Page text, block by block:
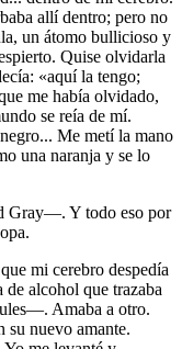
allí dentro; pero no
un átomo bullicioso y
Quise olvidarla
«aquí la tengo;
me había olvidado,
se reía de mí.
Me metí la mano
una naranja y se lo
Gray—. Y todo eso por
mi cerebro despedía
de alcohol que trazaba
Amaba a otro.
su nuevo amante.